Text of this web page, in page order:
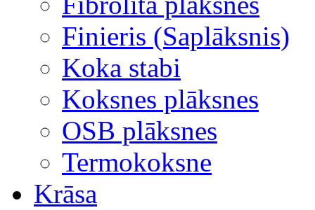
Finieris (Saplāksnis)
Koka stabi
Koksnes plāksnes
OSB plāksnes
Termokoksne
Krāsa